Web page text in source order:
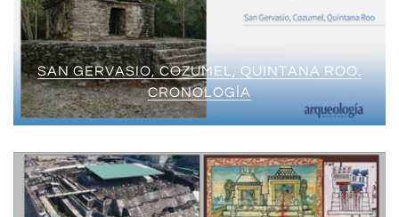
SAN GERVASIO, COZUMEL, QUINTANA ROO.
CRONOLOGÍA